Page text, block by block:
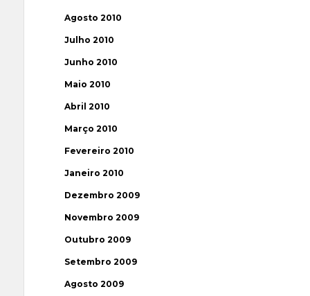
Agosto 2010
Julho 2010
Junho 2010
Maio 2010
Abril 2010
Março 2010
Fevereiro 2010
Janeiro 2010
Dezembro 2009
Novembro 2009
Outubro 2009
Setembro 2009
Agosto 2009